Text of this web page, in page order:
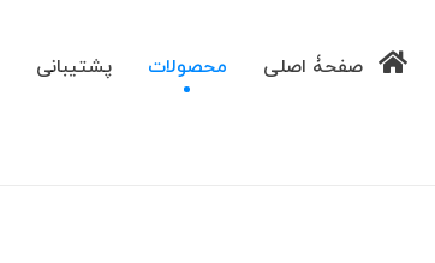
صفحۀ اصلی محصولات پشتیبانی